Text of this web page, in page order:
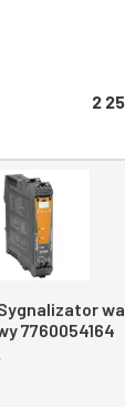
2
7760054164